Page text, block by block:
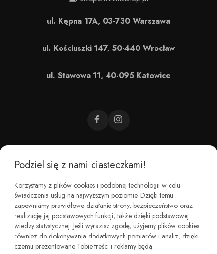
CZEMU BAREFOOT?
KIM JESTEŚMY?
REGULAMINY I ZWROTY
ul. Kępna 17A, 03-730 Warszawa
ul. Kościuszki 147, 50-440 Wrocław
ul. Stawowa 11, 40-095 Katowice
Podziel się z nami ciasteczkami!
Korzystamy z plików cookies i podobnej technologii w celu
świadczenia usług na najwyższym poziomie. Dzięki temu
zapewniamy prawidłowe działanie strony, bezpieczeństwo oraz
realizację jej podstawowych funkcji, także dzięki podstawowej
wiedzy statystycznej. Jeśli wyrazisz zgodę, użyjemy plików cookies
również do dokonywania dodatkowych pomiarów i analiz, dzięki
czemu prezentowane Tobie treści i reklamy będą